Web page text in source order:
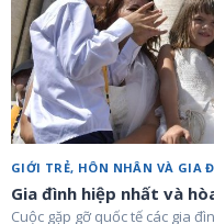
GIỚI TRẺ, HÔN NHÂN VÀ GIA
Gia đình hiệp nhất và
Cuộc gặp gỡ quốc tế các gia